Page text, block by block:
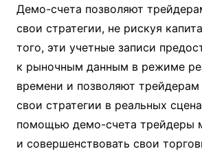
Демо-счета позволяют
свои стратегии, не рискуя
того, эти учетные записи
к рыночным данным в режиме
времени и позволяют трейдерам
свои стратегии в реальных
помощью демо-счета трейдеры
и совершенствовать свои